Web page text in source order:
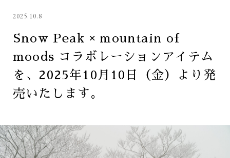
2025.10.8
Snow Peak × mountain of
moods コラボレーションアイテム
を、2025年10月10日（金）より発
売いたします。